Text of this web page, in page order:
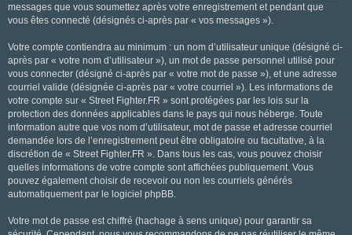
messages que vous soumettez après votre enregistrement et pendant que
vous êtes connecté (désignés ci-après par « vos messages »).
Votre compte contiendra au minimum : un nom d’utilisateur unique (désigné ci-
après par « votre nom d’utilisateur »), un mot de passe personnel utilisé pour
vous connecter (désigné ci-après par « votre mot de passe »), et une adresse
courriel valide (désignée ci-après par « votre courriel »). Les informations de
votre compte sur « Street Fighter.FR » sont protégées par les lois sur la
protection des données applicables dans le pays qui nous héberge. Toute
information autre que vos nom d’utilisateur, mot de passe et adresse courriel
demandée lors de l’enregistrement peut être obligatoire ou facultative, à la
discrétion de « Street Fighter.FR ». Dans tous les cas, vous pouvez choisir
quelles informations de votre compte sont affichées publiquement. Vous
pouvez également choisir de recevoir ou non les courriels générés
automatiquement par le logiciel phpBB.
Votre mot de passe est chiffré (hachage à sens unique) pour garantir sa